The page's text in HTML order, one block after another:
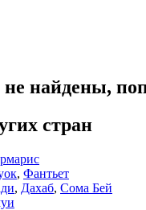
найдены,
стран
, Фантьет
, Дахаб, Сома Бей